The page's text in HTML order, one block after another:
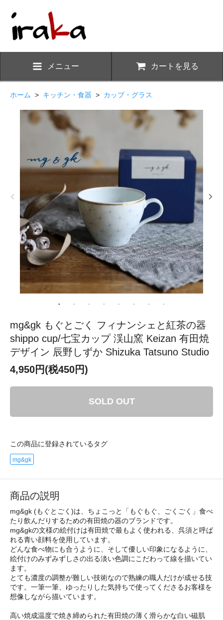
メニュー カートを見る
ホーム > キッチン・食器 > カップ・グラス
mg&gk もぐとごく フィナンシェと紅茶の器
shippo cup/七宝カップ 渓山窯 Keizan 有田焼
デザイン 辰野しずか Shizuka Tatsuno Studio
4,950円(税450円)
SOLD OUT
この商品に登録されているタグ
mg&gk
商品の説明
mg&gk (もぐとごく)は、ちょこっと「もぐもぐ、ごくごく」食べ
たり飲んだりするための有田焼の器のブランドです。
mg&gkの文様の絵付けは有田焼で最もよく使われる、呉須と呼ば
れる青い顔料を使用しています。
どんな食べ物にも合うように、そして優しい印象になるように、
絵付けのみずみずしさの出る淡い色調にこだわって線を描いてい
ます。
とても濃度の調整が難しい技術なので熟練の職人だけが成せる技
です。一筆一筆、ゆったりした気持ちで使ってくださるお客様を
想像しながら描いています。
高い焼成温度で焼き締められた有田焼の薄く滑らかな白い磁肌